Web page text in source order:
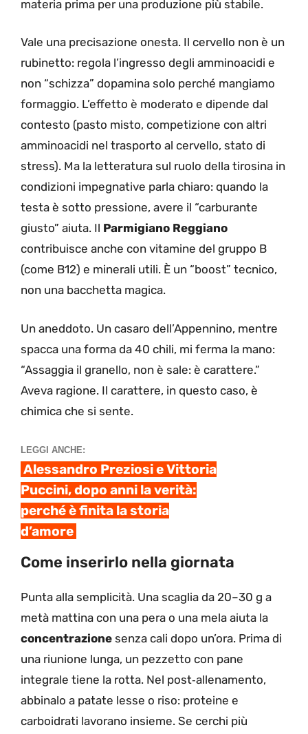
materia prima per una produzione più stabile.
Vale una precisazione onesta. Il cervello non è un
rubinetto: regola l’ingresso degli amminoacidi e
non “schizza” dopamina solo perché mangiamo
formaggio. L’effetto è moderato e dipende dal
contesto (pasto misto, competizione con altri
amminoacidi nel trasporto al cervello, stato di
stress). Ma la letteratura sul ruolo della tirosina in
condizioni impegnative parla chiaro: quando la
testa è sotto pressione, avere il “carburante
giusto” aiuta. Il Parmigiano Reggiano
contribuisce anche con vitamine del gruppo B
(come B12) e minerali utili. È un “boost” tecnico,
non una bacchetta magica.
Un aneddoto. Un casaro dell’Appennino, mentre
spacca una forma da 40 chili, mi ferma la mano:
“Assaggia il granello, non è sale: è carattere.”
Aveva ragione. Il carattere, in questo caso, è
chimica che si sente.
LEGGI ANCHE:
Alessandro Preziosi e Vittoria
Puccini, dopo anni la verità:
perché è finita la storia
d’amore
Come inserirlo nella giornata
Punta alla semplicità. Una scaglia da 20–30 g a
metà mattina con una pera o una mela aiuta la
concentrazione senza cali dopo un’ora. Prima di
una riunione lunga, un pezzetto con pane
integrale tiene la rotta. Nel post‑allenamento,
abbinalo a patate lesse o riso: proteine e
carboidrati lavorano insieme. Se cerchi più